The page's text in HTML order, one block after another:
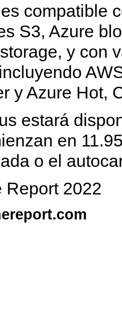
compatible
S3, Azure
y con
y Azure Hot,
estará
en
o el
Report 2022